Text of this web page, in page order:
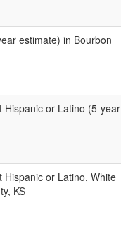
estimate) in Bourbon
Hispanic or Latino (5-year
Hispanic or Latino, White
KS